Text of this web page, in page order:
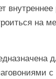
внутреннее
на